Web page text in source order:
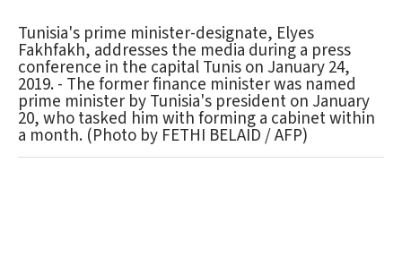
Tunisia's prime minister-designate, Elyes
Fakhfakh, addresses the media during a press
conference in the capital Tunis on January 24,
2019. - The former finance minister was named
prime minister by Tunisia's president on January
20, who tasked him with forming a cabinet within
a month. (Photo by FETHI BELAID / AFP)